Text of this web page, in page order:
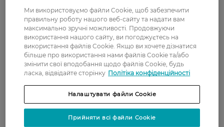
десна. Ціна не висока.
Лeна
6 травня, 2021
Быстрое очищение полости рта и
свежее дыхание,если не успел
почистить зубы.
Ганна
Добре осіжує, не подразнює
чутливі ясна.
Ми використовуємо файли Cookie, щоб забезпечити
правильну роботу нашого веб-сайту та надати вам
максимально зручні можливості. Продовжуючи
використання нашого сайту, ви погоджуєтесь на
використання файлів Cookie. Якщо ви хочете дізнатися
більше про використання нами файлів Cookie та/або
змінити свої вподобання щодо файлів Cookie, будь
ласка, відвідайте сторінку Політіка конфіденційності
Налаштувати файли Cookie
Прийняти всі файли Cookie